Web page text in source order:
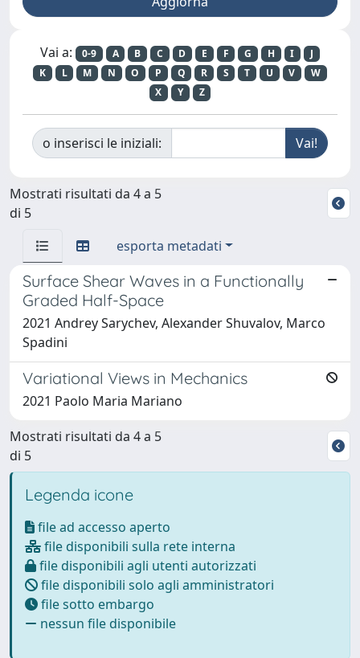
Vai a: 0-9 A B C D E F G H I
J
K
L M N O P Q R S T U V
W
X
Y Z
o inserisci le iniziali:
Mostrati risultati da 4 a 5
di 5
esporta metadati
Surface Shear Waves in a Functionally
Graded Half-Space
2021 Andrey Sarychev, Alexander Shuvalov, Marco
Spadini
Variational Views in Mechanics
2021 Paolo Maria Mariano
Mostrati risultati da 4 a 5
di 5
Legenda icone
file ad accesso aperto
file disponibili sulla rete interna
file disponibili agli utenti autorizzati
file disponibili solo agli amministratori
file sotto embargo
nessun file disponibile